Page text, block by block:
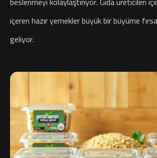
içeren hazır yemekler büyük bir büyüme
geliyor.